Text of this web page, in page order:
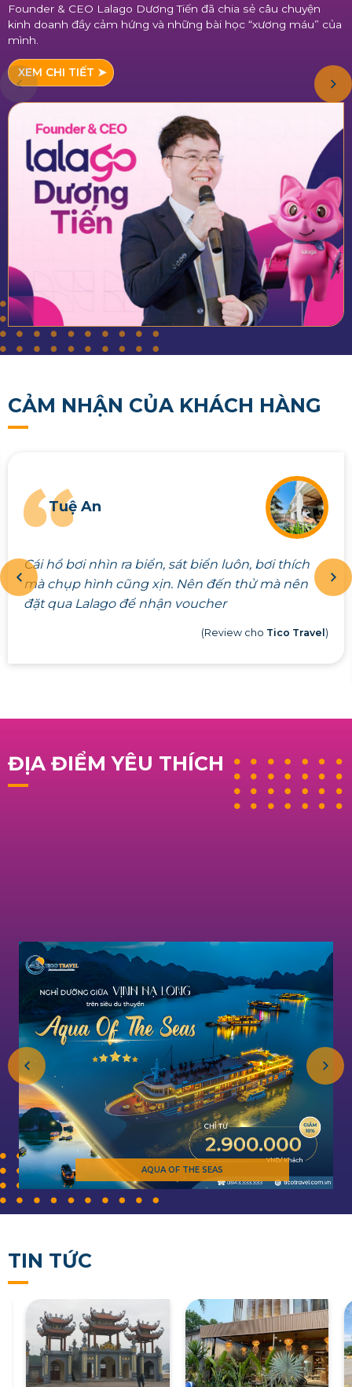
Founder & CEO Lalago Dương Tiến đã chia sẻ câu chuyện
kinh doanh đầy cảm hứng và những bài học “xương máu” của
mình.
XEM CHI TIẾT ➤
CẢM NHẬN CỦA KHÁCH HÀNG
Tuệ An
Cái hồ bơi nhìn ra biển, sát biển luôn, bơi thích
mà chụp hình cũng xịn. Nên đến thử mà nên
đặt qua Lalago để nhận voucher
(Review cho Tico Travel )
ĐỊA ĐIỂM YÊU THÍCH
AQUA OF THE SEAS
TIN TỨC